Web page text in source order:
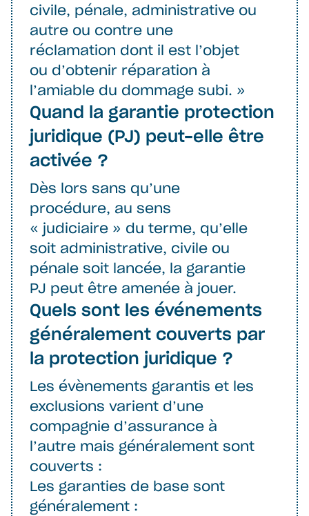
civile, pénale, administrative ou
autre ou contre une
réclamation dont il est l’objet
ou d’obtenir réparation à
l’amiable du dommage subi. »
Quand la garantie protection
juridique (PJ) peut-elle être
activée ?
Dès lors sans qu’une
procédure, au sens
« judiciaire » du terme, qu’elle
soit administrative, civile ou
pénale soit lancée, la garantie
PJ peut être amenée à jouer.
Quels sont les événements
généralement couverts par
la protection juridique ?
Les évènements garantis et les
exclusions varient d’une
compagnie d’assurance à
l’autre mais généralement sont
couverts :
Les garanties de base sont
généralement :